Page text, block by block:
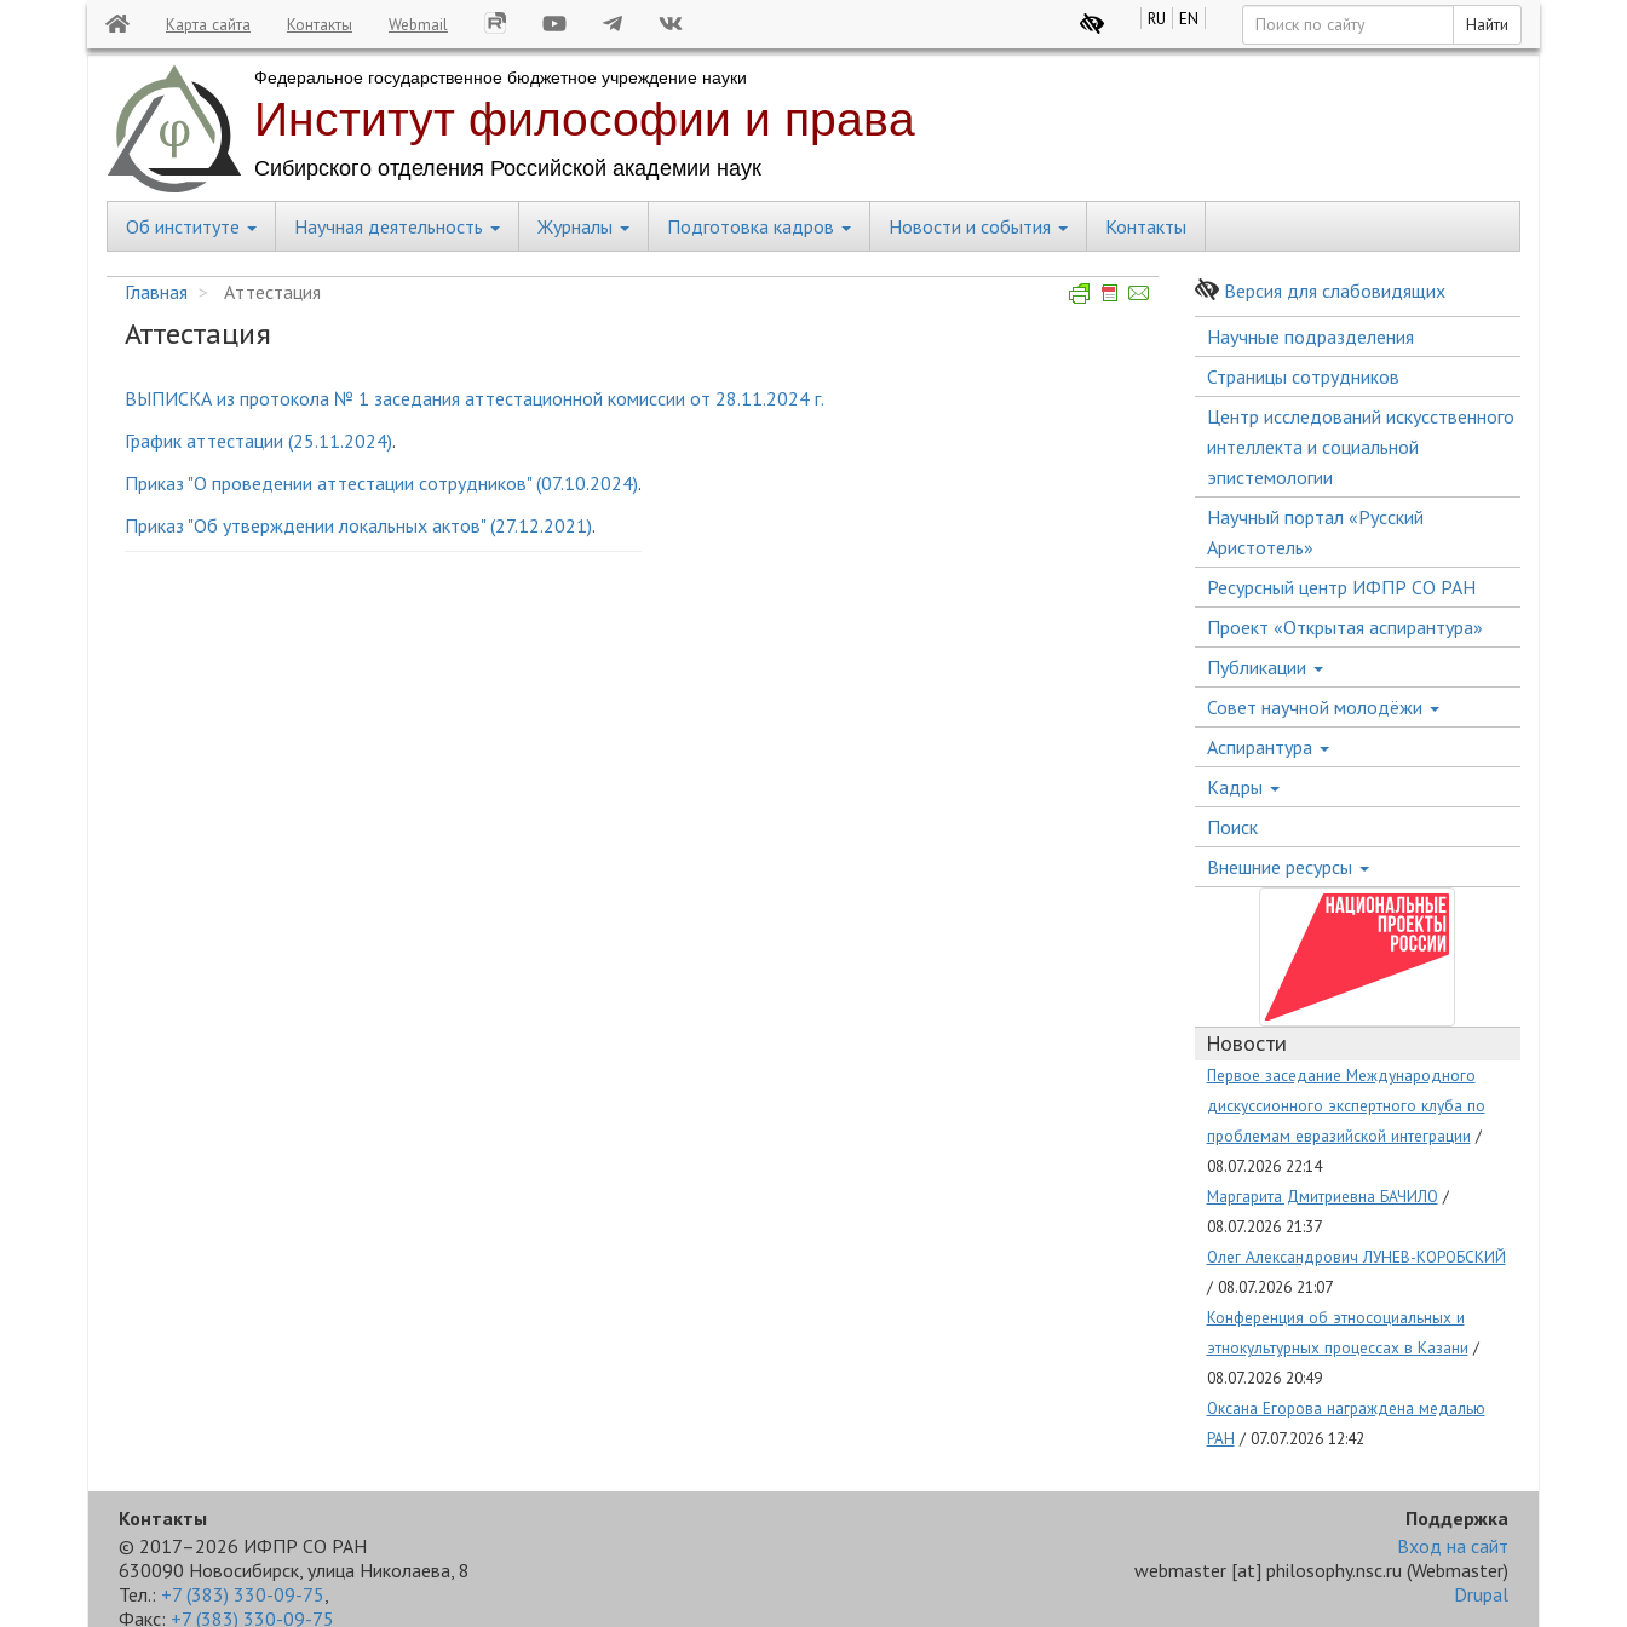
Карта сайта Контакты Webmail RU EN Найти
Central
Об институте Научная деятельность Журналы Подготовка кадров Новости и события Контакты
Главная Аттестация
Аттестация
ВЫПИСКА из протокола № 1 заседания аттестационной комиссии от 28.11.2024 г.
График аттестации (25.11.2024).
Приказ "О проведении аттестации сотрудников" (07.10.2024).
Приказ "Об утверждении локальных актов" (27.12.2021).
Версия для слабовидящих
Боковое
меню
Научные подразделения
Страницы сотрудников
Центр исследований искусственного
интеллекта и социальной
эпистемологии
Научный портал «Русский
Аристотель»
Ресурсный центр ИФПР СО РАН
Проект «Открытая аспирантура»
Публикации
Совет научной молодёжи
Аспирантура
Кадры
Поиск
Внешние ресурсы
Новости
Первое заседание Международного
дискуссионного экспертного клуба по
проблемам евразийской интеграции
08.07.2026 22:14
Маргарита Дмитриевна БАЧИЛО
08.07.2026 21:37
Олег Александрович ЛУНЕВ-КОРОБСКИЙ
08.07.2026 21:07
Конференция об этносоциальных и
этнокультурных процессах в Казани
08.07.2026 20:49
Оксана Егорова награждена медалью
РАН
07.07.2026 12:42
Контакты
© 2017–2026 ИФПР СО РАН
630090 Новосибирск, улица Николаева, 8
Тел.: +7 (383) 330-09-75
Факс: +7 (383) 330-09-75
Поддержка
Вход на сайт
webmaster [at] philosophy.nsc.ru (Webmaster)
Drupal